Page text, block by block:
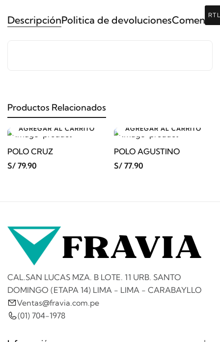
DescripciónPolitica de devoluciones
Productos Relacionados
AGREGAR AL CARRITO
POLO CRUZ
S/ 79.90
AGREGAR AL CARRITO
POLO AGUSTINO
S/ 77.90
CAL.SAN LUCAS MZA. B LOTE. 11 URB. SANTO
DOMINGO (ETAPA 14) LIMA - LIMA - CARABAYLLO
Ventas@fravia.com.pe
(01) 704-1978